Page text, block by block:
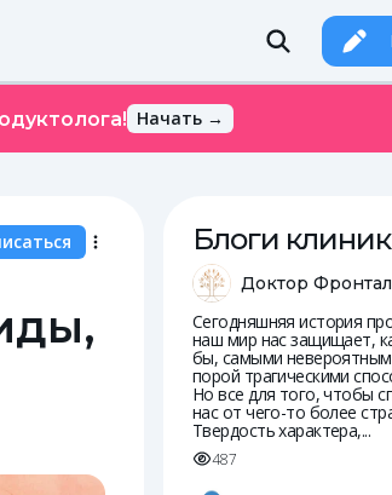
Начать →
Блоги клиник
Доктор
Сегодняшняя история
наш мир нас защищает,
бы, самыми
порой трагическими
Но все для того, чтобы
нас от чего-то более
Твердость характера,...
487